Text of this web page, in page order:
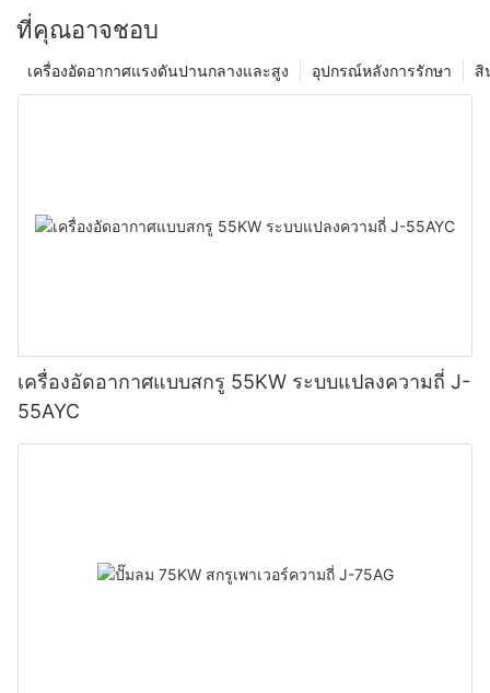
ที่คุณอาจชอบ
สิ
อุปกรณ์หลังการรักษา
เครื่องอัดอากาศแรงดันปานกลางและสูง
เครื่องอัดอากาศแบบสกรู 55KW ระบบแปลงความถี่ J-
55AYC